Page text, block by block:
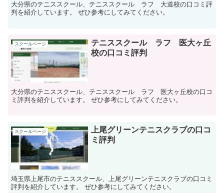
大分県のテニススクール、テニススクール ラフ 大道校の口コミ評
判を紹介しています。 ぜひ参考にしてみてください。
スクールページ
テニススクール ラフ 医大ヶ丘
校の口コミ評判
大分県のテニススクール、テニススクール ラフ 医大ヶ丘校の口コ
ミ評判を紹介しています。 ぜひ参考にしてみてください。
スクールページ
上尾グリーンテニスクラブの口コ
ミ評判
埼玉県上尾市のテニススクール、上尾グリーンテニスクラブの口コミ
評判を紹介しています。 ぜひ参考にしてみてください。